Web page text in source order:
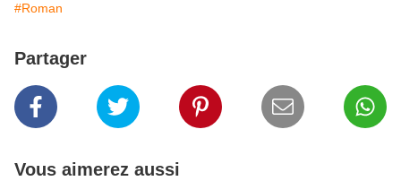
#Roman
Partager
Vous aimerez aussi